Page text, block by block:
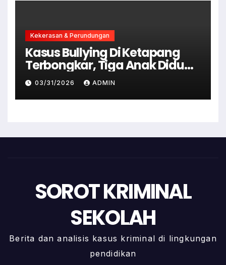
Kekerasan & Perundungan
Kasus Bullying Di Ketapang
Terbongkar, Tiga Anak Diduga
Terlibat Kini Jadi Tersangka
03/31/2026 ADMIN
SOROT KRIMINAL
SEKOLAH
Berita dan analisis kasus kriminal di lingkungan
pendidikan